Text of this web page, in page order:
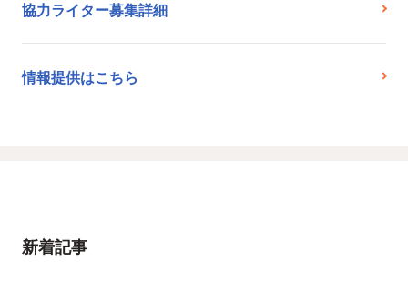
協力ライター募集詳細
情報提供はこちら
新着記事